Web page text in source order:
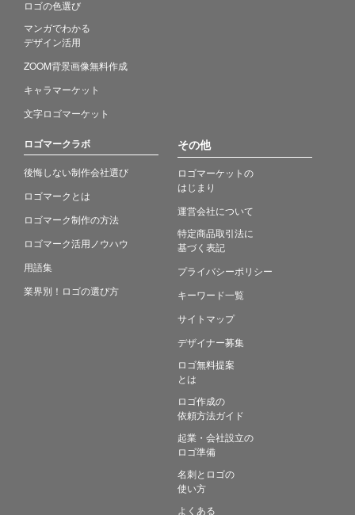
ロゴの色選び
マンガでわかる
デザイン活用
ZOOM背景画像無料作成
キャラマーケット
文字ロゴマーケット
ロゴマークラボ
後悔しない制作会社選び
ロゴマークとは
ロゴマーク制作の方法
ロゴマーク活用ノウハウ
用語集
業界別！ロゴの選び方
その他
ロゴマーケットの
はじまり
運営会社について
特定商品取引法に
基づく表記
プライバシーポリシー
キーワード一覧
サイトマップ
デザイナー募集
ロゴ無料提案
とは
ロゴ作成の
依頼方法ガイド
起業・会社設立の
ロゴ準備
名刺とロゴの
使い方
よくある